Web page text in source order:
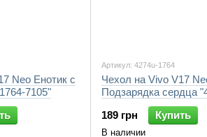
Neo Енотик с
7105"
Артикул: 4274u-1764
Чехол на Vivo V17
Подзарядка сердца
1764-7105"
189 грн
Купить
В наличии